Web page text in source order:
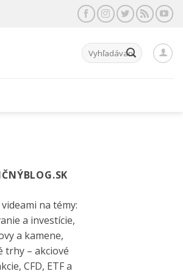
Hľadať:
na témy:
a investície,
a kamene,
trhy – akciové
CFD, ETF a